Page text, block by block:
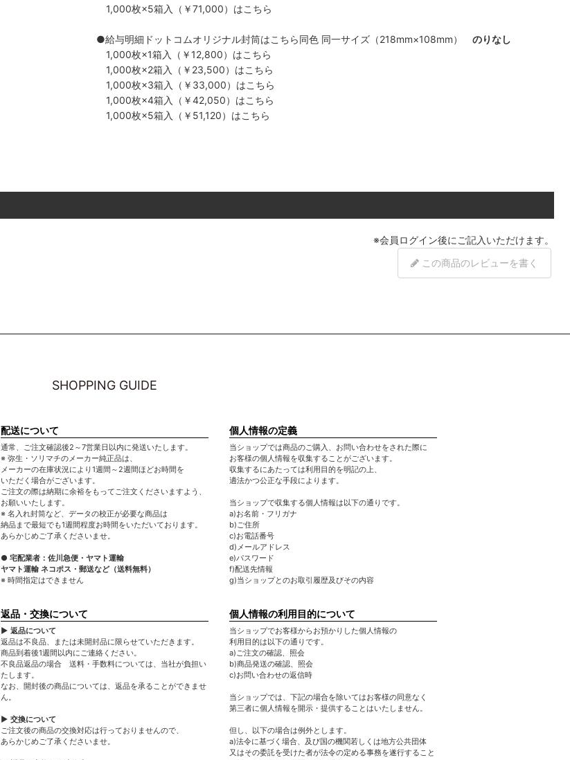
1,000枚×5箱入（￥71,000）はこちら
●給与明細ドットコムオリジナル封筒はこちら同色 同一サイズ（218mm×108mm）
のりなし
1,000枚×1箱入（￥12,800）はこちら
1,000枚×2箱入（￥23,500）はこちら
1,000枚×3箱入（￥33,000）はこちら
1,000枚×4箱入（￥42,050）はこちら
1,000枚×5箱入（￥51,120）はこちら
※会員ログイン後にご記入いただけます。
この商品のレビューを書く
SHOPPING GUIDE
配送について
通常、ご注文確認後2～7営業日以内に発送いたします。
※ 弥生・ソリマチのメーカー純正品は、
メーカーの在庫状況により1週間～2週間ほどお時間を
いただく場合がございます。
ご注文の際は納期に余裕をもってご注文くださいますよう、
お願いいたします。
※ 名入れ封筒など、データの校正が必要な商品は
納品まで最短でも1週間程度お時間をいただいております。
あらかじめご了承くださいませ。
● 宅配業者：佐川急便・ヤマト運輸
ヤマト運輸 ネコポス・郵送など（送料無料）
※ 時間指定はできません
返品・交換について
▶ 返品について
返品は不良品、または未開封品に限らせていただきます。
商品到着後1週間以内にご連絡ください。
不良品返品の場合 送料・手数料については、当社が負担い
たします。
なお、開封後の商品については、返品を承ることができませ
ん。
▶ 交換について
ご注文後の商品の交換対応は行っておりませんので、
あらかじめご了承くださいませ。
個人情報の定義
当ショップでは商品のご購入、お問い合わせをされた際に
お客様の個人情報を収集することがございます。
収集するにあたっては利用目的を明記の上、
適法かつ公正な手段によります。
当ショップで収集する個人情報は以下の通りです。
a)お名前・フリガナ
b)ご住所
c)お電話番号
d)メールアドレス
e)パスワード
f)配送先情報
g)当ショップとのお取引履歴及びその内容
個人情報の利用目的について
当ショップでお客様からお預かりした個人情報の
利用目的は以下の通りです。
a)ご注文の確認、照会
b)商品発送の確認、照会
c)お問い合わせの返信時
当ショップでは、下記の場合を除いてはお客様の同意なく
第三者に個人情報を開示・提供することはいたしません。
但し、以下の場合は例外とします。
a)法令に基づく場合、及び国の機関若しくは地方公共団体
又はその委託を受けた者が法令の定める事務を遂行すること